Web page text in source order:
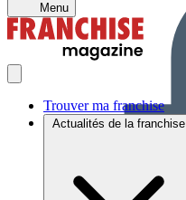
Menu
Trouver ma franchise
Actualités de la franchise